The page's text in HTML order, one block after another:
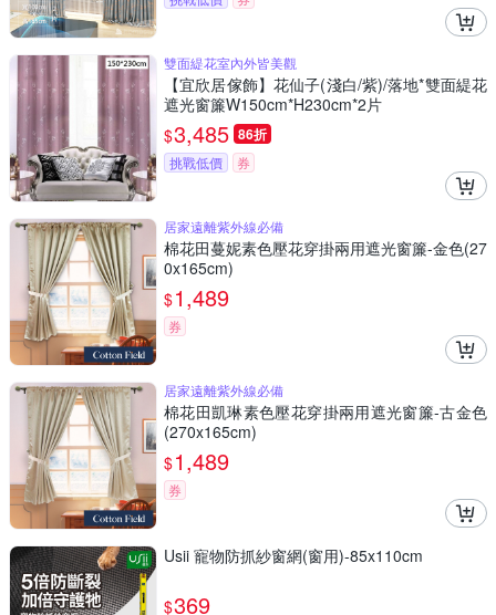
雙面緹花室內外皆美觀
【宜欣居傢飾】花仙子(淺白/紫)/落地*雙面緹花
遮光窗簾W150cm*H230cm*2片
$3,485 86折
挑戰低價 券
居家遠離紫外線必備
棉花田蔓妮素色壓花穿掛兩用遮光窗簾-金色(27
0x165cm)
$1,489
券
居家遠離紫外線必備
棉花田凱琳素色壓花穿掛兩用遮光窗簾-古金色
(270x165cm)
$1,489
券
Usii 寵物防抓紗窗網(窗用)-85x110cm
$369